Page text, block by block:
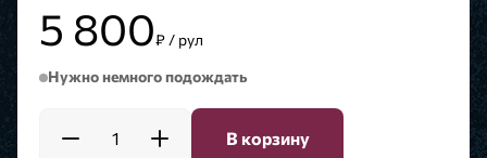
5 800₽ / рул
Нужно немного подождать
1 В корзину